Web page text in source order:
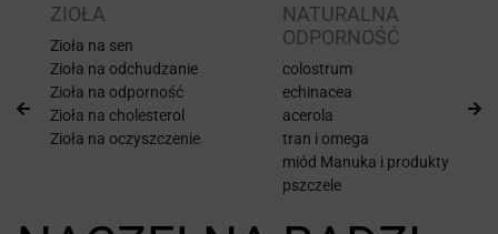
ZIOŁA
Zioła na sen
Zioła na odchudzanie
Zioła na odporność
Zioła na cholesterol
Zioła na oczyszczenie
NATURALNA
ODPORNOŚĆ
colostrum
echinacea
acerola
tran i omega
miód Manuka i produkty
pszczele